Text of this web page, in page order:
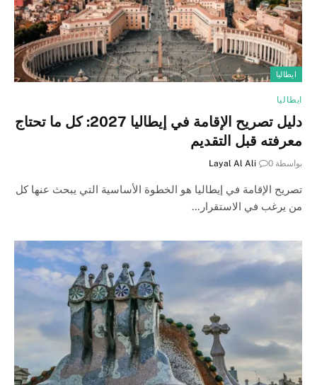
ايطاليا
ايطاليا
دليل تصريح الإقامة في إيطاليا 2027: كل ما تحتاج
معرفته قبل التقديم
بواسطة Layal Al Ali 0
تصريح الإقامة في إيطاليا هو الخطوة الأساسية التي يبحث عنها كل
من يرغب في الاستقرار…